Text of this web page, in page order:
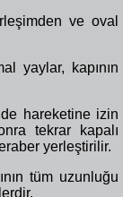
ve oval
yaylar, kapının
hareketine izin
tekrar kapalı
yerleştirilir.
tüm uzunluğu